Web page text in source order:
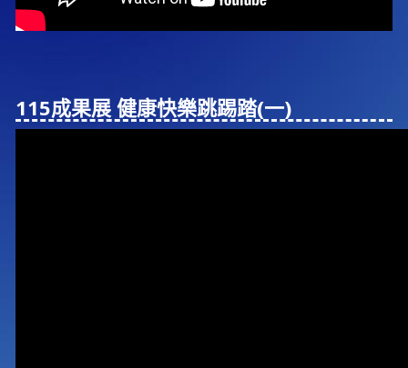
115成果展 健康快樂跳踢踏(⼀)